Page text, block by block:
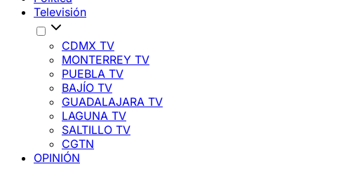
Televisión
CDMX TV
MONTERREY TV
PUEBLA TV
BAJÍO TV
GUADALAJARA TV
LAGUNA TV
SALTILLO TV
CGTN
OPINIÓN